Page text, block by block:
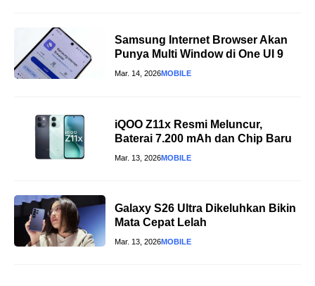
Samsung Internet Browser Akan
Punya Multi Window di One UI 9
Mar. 14, 2026MOBILE
iQOO Z11x Resmi Meluncur,
Baterai 7.200 mAh dan Chip Baru
Mar. 13, 2026MOBILE
Galaxy S26 Ultra Dikeluhkan Bikin
Mata Cepat Lelah
Mar. 13, 2026MOBILE